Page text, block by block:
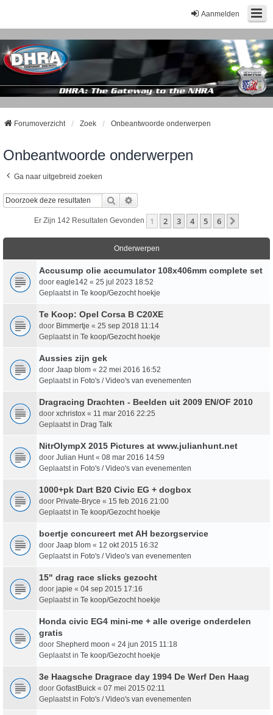
Aanmelden
Forumoverzicht Zoek Onbeantwoorde onderwerpen
Onbeantwoorde onderwerpen
Ga naar uitgebreid zoeken
Zoek
Er Zijn 142 Resultaten Gevonden 1 2 3 4 5 6
Onderwerpen
Accusump olie accumulator 108x406mm complete set
door eagle142 « 25 jul 2023 18:52
Geplaatst in Te koop/Gezocht hoekje
Te Koop: Opel Corsa B C20XE
door Bimmertje « 25 sep 2018 11:14
Geplaatst in Te koop/Gezocht hoekje
Aussies zijn gek
door Jaap blom « 22 mei 2016 16:52
Geplaatst in Foto's / Video's van evenementen
Dragracing Drachten - Beelden uit 2009 EN/OF 2010
door xchristox « 11 mar 2016 22:25
Geplaatst in Drag Talk
NitrOlympX 2015 Pictures at www.julianhunt.net
door Julian Hunt« 08 mar 2016 14:59
Geplaatst in Foto's / Video's van evenementen
1000+pk Dart B20 Civic EG + dogbox
door Private-Bryce « 15 feb 2016 21:00
Geplaatst in Te koop/Gezocht hoekje
boertje concureert met AH bezorgservice
door Jaap blom « 12 okt 2015 16:32
Geplaatst in Foto's / Video's van evenementen
15" drag race slicks gezocht
door japie « 04 sep 2015 17:16
Geplaatst in Te koop/Gezocht hoekje
Honda civic EG4 mini-me + alle overige onderdelen
gratis
door Shepherd moon « 24 jun 2015 11:18
Geplaatst in Te koop/Gezocht hoekje
3e Haagsche Dragrace day 1994 De Werf Den Haag
door GofastBuick « 07 mei 2015 02:11
Geplaatst in Foto's / Video's van evenementen